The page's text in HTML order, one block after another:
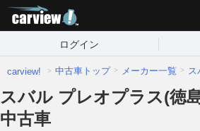
ログイン
carview! 中古車トップ メーカー一覧 ス
スバル プレオプラス(徳
中古車